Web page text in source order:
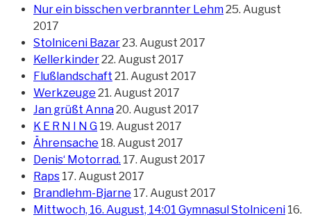
Nur ein bisschen verbrannter Lehm25. August
2017
Stolniceni Bazar23. August 2017
Kellerkinder22. August 2017
Flußlandschaft 21. August 2017
Werkzeuge 21. August 2017
Jan grüßt Anna20. August 2017
K E R N I N G 19. August 2017
Ährensache 18. August 2017
Denis‘ Motorrad. 17. August 2017
Raps 17. August 2017
Brandlehm-Bjarne 17. August 2017
Mittwoch, 16. August, 14:01 Gymnasul Stolniceni 16.